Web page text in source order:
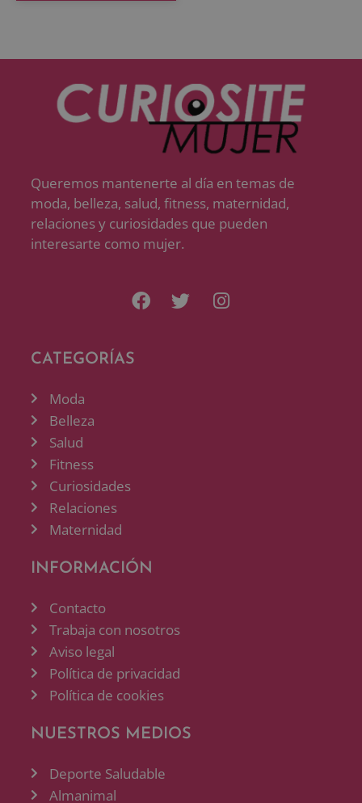
Queremos mantenerte al día en temas de
moda, belleza, salud, fitness, maternidad,
relaciones y curiosidades que pueden
interesarte como mujer.
CATEGORÍAS
Moda
Belleza
Salud
Fitness
Curiosidades
Relaciones
Maternidad
INFORMACIÓN
Contacto
Trabaja con nosotros
Aviso legal
Política de privacidad
Política de cookies
NUESTROS MEDIOS
Deporte Saludable
Almanimal